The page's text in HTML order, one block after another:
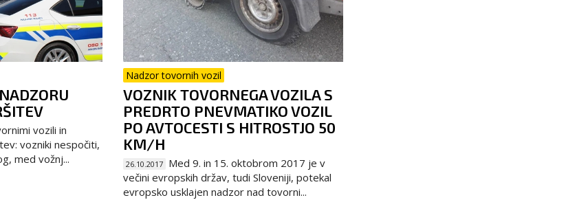
vozili in
vozniki nespočiti,
med vožnj...
Nadzor tovornih vozil
VOZNIK TOVORNEGA VOZILA S
PREDRTO PNEVMATIKO VOZIL
PO AVTOCESTI S HITROSTJO 50
KM/H
26.10.2017 Med 9. in 15. oktobrom 2017 je v
večini evropskih držav, tudi Sloveniji, potekal
evropsko usklajen nadzor nad tovorni...